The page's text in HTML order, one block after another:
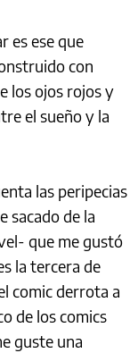
es ese que
con
los ojos rojos y
el sueño y la
las peripecias
sacado de la
que me gustó
la tercera de
comic derrota a
de los comics
guste una